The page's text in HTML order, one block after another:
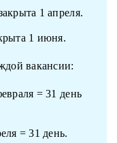
1 апреля.
1 июня.
вакансии:
= 31 день
= 31 день.